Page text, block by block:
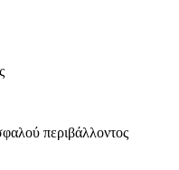
περιβάλλοντος